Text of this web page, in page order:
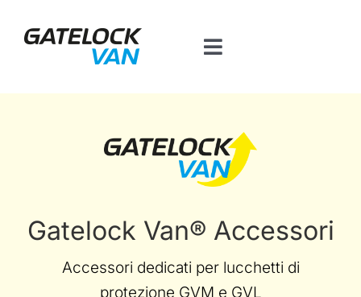
Toggle
Home
Prodotti per veicolo
Gatelock Van® Accessori
Accessori dedicati per lucchetti di
protezione GVM e GVL